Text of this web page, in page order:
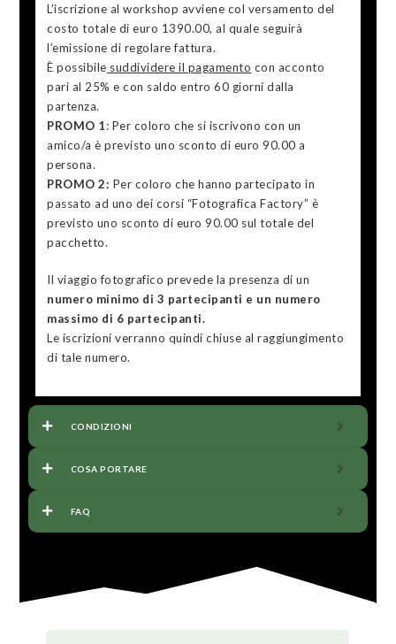
L’iscrizione al workshop avviene col versamento del
costo totale di euro 1390.00, al quale seguirà
l’emissione di regolare fattura.
È possibile suddividere il pagamento con acconto
pari al 25% e con saldo entro 60 giorni dalla
partenza.
PROMO 1: Per coloro che si iscrivono con un
amico/a è previsto uno sconto di euro 90.00 a
persona.
PROMO 2: Per coloro che hanno partecipato in
passato ad uno dei corsi “Fotografica Factory” è
previsto uno sconto di euro 90.00 sul totale del
pacchetto.
Il viaggio fotografico prevede la presenza di un
numero minimo di 3 partecipanti e un numero
massimo di 6 partecipanti.
Le iscrizioni verranno quindi chiuse al raggiungimento
di tale numero.
CONDIZIONI
COSA PORTARE
FAQ